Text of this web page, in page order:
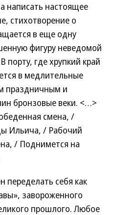
написать настоящее
стихотворение о
в еще одну
фигуру неведомой
порту, где хрупкий край
в медлительные
праздничным и
бронзовые веки. <…>
смена, /
Ильича, / Рабочий
/ Поднимется на
переделать себя как
завороженного
прошлого. Любое